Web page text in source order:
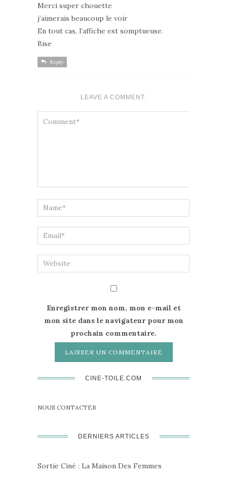
Merci super chouette
j’aimerais beaucoup le voir
En tout cas, l’affiche est somptueuse.
Bise
Reply
LEAVE A COMMENT.
Enregistrer mon nom, mon e-mail et
mon site dans le navigateur pour mon
prochain commentaire.
CINE-TOILE.COM
NOUS CONTACTER
DERNIERS ARTICLES
Sortie Ciné : La Maison Des Femmes